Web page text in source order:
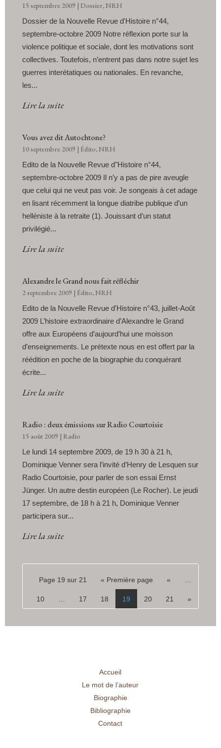
15 septembre 2009 | Dossier,NRH
Dossier de la Nouvelle Revue d'Histoire n°44,
septembre-octobre 2009 Notre réflexion porte sur la
violence politique et sociale, dont les motivations sont
collectives. Toutefois, n’entrent pas dans notre sujet les
guerres interétatiques ou nationales. En revanche,
les...
Lire la suite
Vous avez dit Autochtone?
10 septembre 2009 | Édito,NRH
Edito de la Nouvelle Revue d"Histoire n°44,
septembre-octobre 2009 Il n’y a pas de pire aveugle
que celui qui ne veut pas voir. Je songeais à cet adage
en lisant récemment la longue diatribe publique d’un
helléniste à la retraite (1). Jouissant d’un statut
privilégié...
Lire la suite
Alexandre le Grand nous fait réfléchir
2 septembre 2009 | Édito,NRH
Edito de la Nouvelle Revue d'Histoire n°43, juillet-Août
2009 L’histoire extraordinaire d’Alexandre le Grand
offre aux Européens d’aujourd’hui une moisson
d’enseignements. Le prétexte nous en est offert par la
réédition en poche de la biographie du conquérant
écrite...
Lire la suite
Radio : deux émissions sur Radio Courtoisie
15 août 2009 | Radio
Le lundi 14 septembre 2009, de 19 h 30 à 21 h,
Dominique Venner sera l’invité d’Henry de Lesquen sur
Radio Courtoisie, pour parler de son essai Ernst
Jünger. Un autre destin européen (Le Rocher). Le jeudi
17 septembre, de 18 h à 21 h, Dominique Venner
participera sur...
Lire la suite
Page 19 sur 21 « Première page «
10 17 18 19 20 21 »
Accueil
Le mot de l’auteur
Biographie
Bibliographie
Contact